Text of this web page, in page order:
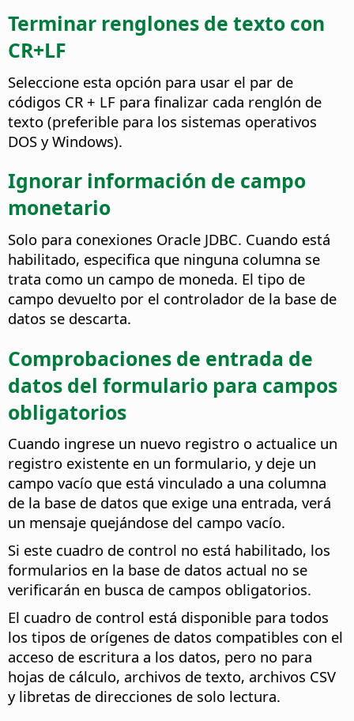
Terminar renglones de texto con
CR+LF
Seleccione esta opción para usar el par de
códigos CR + LF para finalizar cada renglón de
texto (preferible para los sistemas operativos
DOS y Windows).
Ignorar información de campo
monetario
Solo para conexiones Oracle JDBC. Cuando está
habilitado, especifica que ninguna columna se
trata como un campo de moneda. El tipo de
campo devuelto por el controlador de la base de
datos se descarta.
Comprobaciones de entrada de
datos del formulario para campos
obligatorios
Cuando ingrese un nuevo registro o actualice un
registro existente en un formulario, y deje un
campo vacío que está vinculado a una columna
de la base de datos que exige una entrada, verá
un mensaje quejándose del campo vacío.
Si este cuadro de control no está habilitado, los
formularios en la base de datos actual no se
verificarán en busca de campos obligatorios.
El cuadro de control está disponible para todos
los tipos de orígenes de datos compatibles con el
acceso de escritura a los datos, pero no para
hojas de cálculo, archivos de texto, archivos CSV
y libretas de direcciones de solo lectura.